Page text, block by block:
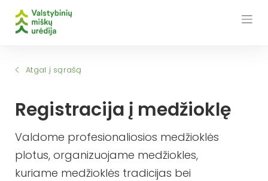
Atgal į sąrašą
Registracija į medžioklę
Valdome profesionaliosios medžioklės
plotus, organizuojame medžiokles,
kuriame medžioklės tradicijas bei